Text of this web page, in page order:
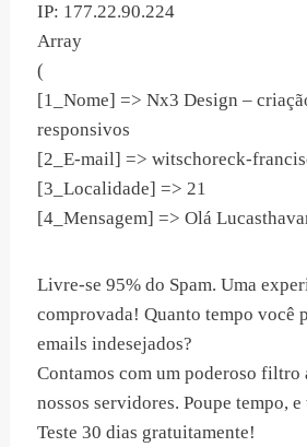
IP: 177.22.90.224
Array
(
[1_Nome] => Nx3 Design –
responsivos
[2_E-mail] => witschoreck-
[3_Localidade] => 21
[4_Mensagem] => Olá
Livre-se 95% do Spam. Uma
comprovada! Quanto tempo você
emails indesejados?
Contamos com um poderoso filtro
nossos servidores. Poupe tempo,
Teste 30 dias gratuitamente!